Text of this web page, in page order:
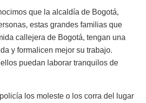
que la alcaldía de Bogotá,
estas grandes familias que
callejera de Bogotá, tengan una
y formalicen mejor su trabajo.
puedan laborar tranquilos de
los moleste o los corra del lugar